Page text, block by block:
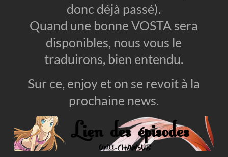
donc déjà passé).
Quand une bonne VOSTA sera
disponibles, nous vous le
traduirons, bien entendu.
Sur ce, enjoy et on se revoit à la
prochaine news.